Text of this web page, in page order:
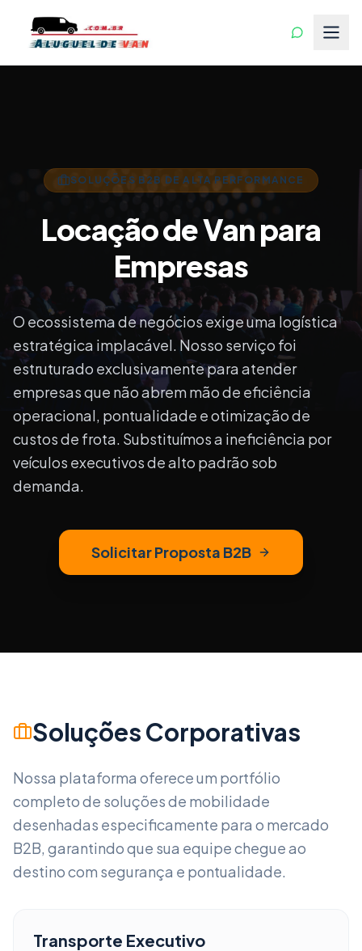
SOLUÇÕES B2B DE ALTA PERFORMANCE
Locação de Van para
Empresas
O ecossistema de negócios exige uma logística
estratégica implacável. Nosso serviço foi
estruturado exclusivamente para atender
empresas que não abrem mão de eficiência
operacional, pontualidade e otimização de
custos de frota. Substituímos a ineficiência por
veículos executivos de alto padrão sob
demanda.
Solicitar Proposta B2B
Soluções Corporativas
Nossa plataforma oferece um portfólio
completo de soluções de mobilidade
desenhadas especificamente para o mercado
B2B, garantindo que sua equipe chegue ao
destino com segurança e pontualidade.
Transporte Executivo